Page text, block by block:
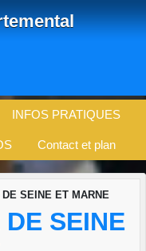
INFOS PRATIQUES
Contact et plan
DE SEINE ET MARNE
SEINE